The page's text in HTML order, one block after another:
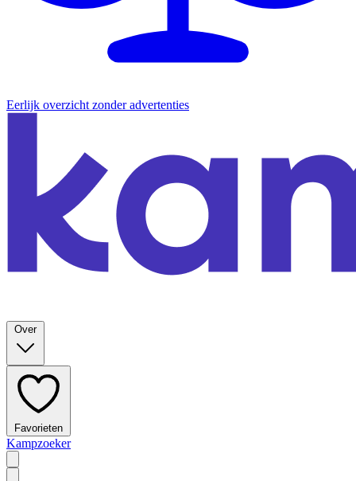
Eerlijk overzicht zonder advertenties
Over
Favorieten
Kampzoeker